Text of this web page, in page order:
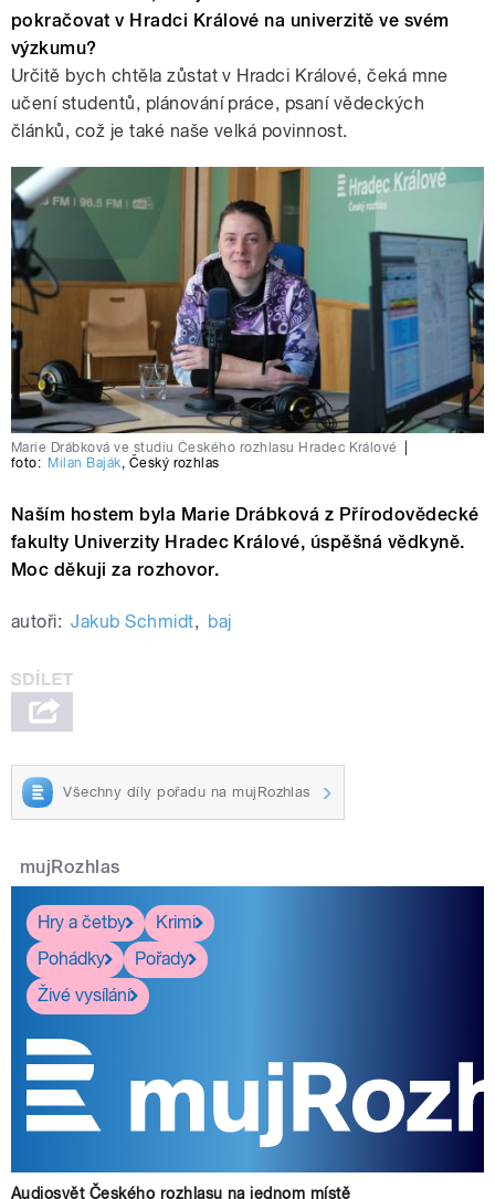
pokračovat v Hradci Králové na univerzitě ve svém
výzkumu?
Určitě bych chtěla zůstat v Hradci Králové, čeká mne
učení studentů, plánování práce, psaní vědeckých
článků, což je také naše velká povinnost.
Marie Drábková ve studiu Českého rozhlasu Hradec Králové
foto: Milan Baják, Český rozhlas
Naším hostem byla Marie Drábková z Přírodovědecké
fakulty Univerzity Hradec Králové, úspěšná vědkyně.
Moc děkuji za rozhovor.
autoři: Jakub Schmidt, baj
Všechny díly pořadu na mujRozhlas
mujRozhlas
Hry a četby
Krimi
Pohádky
Pořady
Živé vysílání
Audiosvět Českého rozhlasu na jednom místě